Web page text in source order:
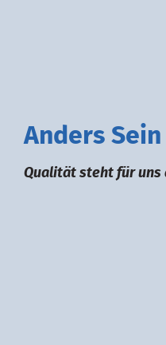
Anders Sein
Qualität steht für uns